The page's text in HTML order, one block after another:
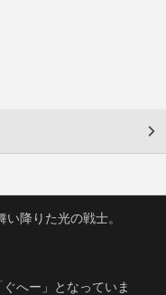
降りた光の戦士。
へー」となっていま